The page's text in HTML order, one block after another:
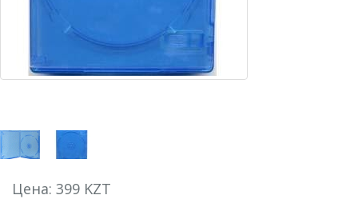
Цена: 399 KZT